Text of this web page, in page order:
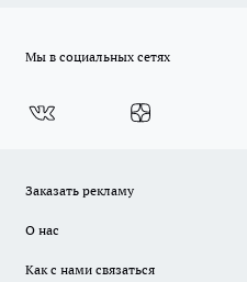
Мы в социальных сетях
Заказать рекламу
О нас
Как с нами связаться